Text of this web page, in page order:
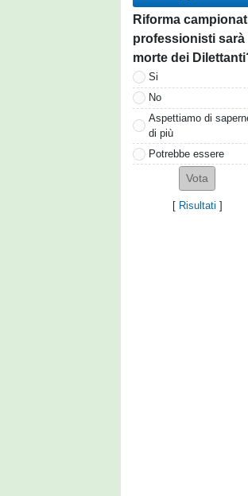
Riforma
professionisti sarà
morte dei
Si
No
Aspettiamo di
di più
Potrebbe essere
[ Risultati ]